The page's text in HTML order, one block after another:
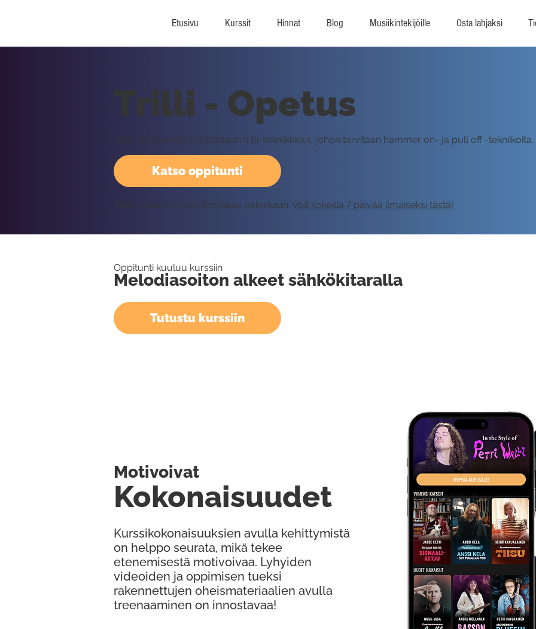
Etusivu Kurssit Hinnat Blog Musiikintekijöille Osta lahjaksi
Katso oppitunti
Trilli - Opetus
Tällä oppitunnilla tutustutaan trilli-tekniikkaan, johon tarvitaan hammer on- ja pull off -tekniikoita.
Vaatii kirjautumisen Rockway palveluun. Voit kokeilla 7 päivää ilmaiseksi tästä!
Oppitunti kuuluu kurssiin
Melodiasoiton alkeet sähkökitaralla
Tutustu kurssiin
Kurssikokonaisuuksien avulla kehittymistä
on helppo seurata, mikä tekee
etenemisestä motivoivaa. Lyhyiden
videoiden ja oppimisen tueksi
rakennettujen oheismateriaalien avulla
treenaaminen on innostavaa!
Kokonaisuudet
Motivoivat